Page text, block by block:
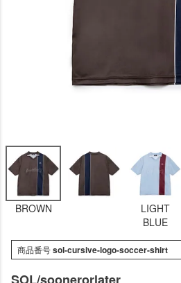
BROWN
LIGHT
BLUE
商品番号sol-cursive-logo-soccer-shirt